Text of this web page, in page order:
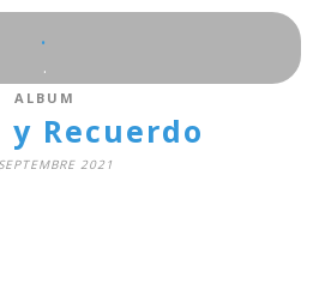
.
.
ALBUM
y Recuerdo
2021